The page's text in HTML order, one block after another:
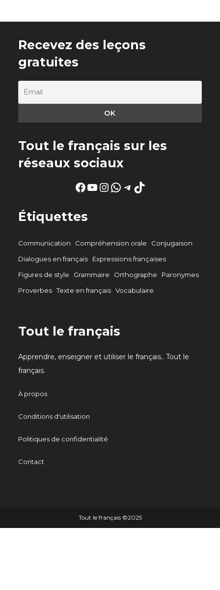
Recevez des leçons
gratuites
Tout le français sur les
réseaux sociaux
Facebook
YouTube
Instagram
WhatsApp
Telegram
TikTok
Étiquettes
Communication Compréhension orale
Conjugaison
Dialogues en français
Expressions françaises
Figures de style
Grammaire Orthographe
Paronymes
Proverbes Texte en français Vocabulaire
Tout le français
Apprendre, enseigner et utiliser le français.. Tout le
français.
À propos
Conditions d'utilisation
Politiques de confidentialité
Contact
Tout le français ©️2025